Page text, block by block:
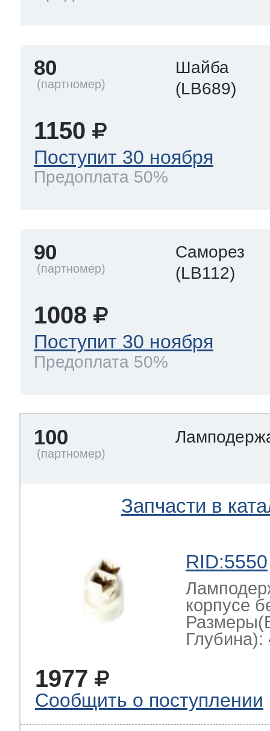
80
Шайба
(LB689)
1150
Поступит 30 ноября
Предоплата 50%
90
Саморез
(LB112)
1008
Поступит 30 ноября
Предоплата 50%
100
Запчасти в
RID:5550
корпусе
Глубина):
1977
Сообщить о поступлении